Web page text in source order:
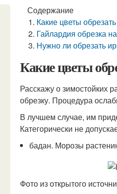
Содержание
Какие цветы
Гайлардия обрезка
Нужно ли обрезать
Какие цветы
Расскажу о зимостойких
обрезку. Процедура
В лучшем случае, им
Категорически не
бадан. Морозы
Фото из открытого